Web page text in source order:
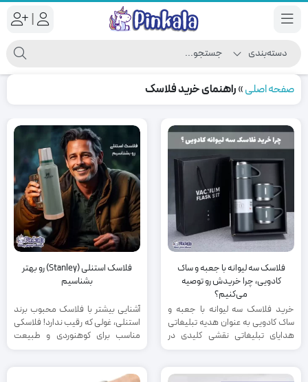
|
صفحه اصلی»راهنمای خرید فلاسک
فلاسک سه لیوانه با جعبه و ساک
کادویی، چرا خریدش رو توصیه
می‌کنیم؟
خرید فلاسک سه لیوانه با جعبه و
ساک کادویی به عنوان هدیه تبلیغاتی
هدایای تبلیغاتی نقشی کلیدی در
فلاسک استنلی (Stanley) رو بهتر
بشناسیم
آشنایی بیشتر با فلاسک محبوب برند
استنلی، غولی که رقیب ندارد! فلاسکی
مناسب برای کوهنوردی و طبیعت